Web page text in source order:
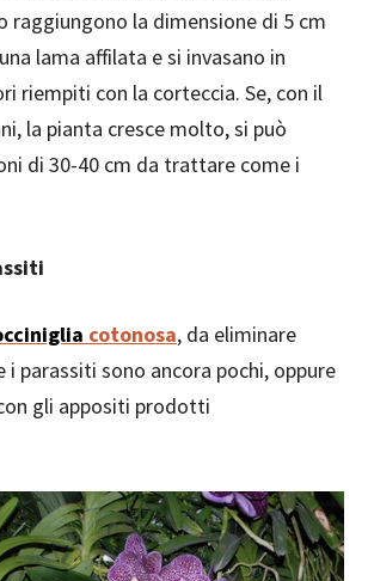
raggiungono la dimensione di 5 cm
lama affilata e si invasano in
riempiti con la corteccia. Se, con il
la pianta cresce molto, si può
di 30-40 cm da trattare come i
cotonosa, da eliminare
i parassiti sono ancora pochi, oppure
gli appositi prodotti